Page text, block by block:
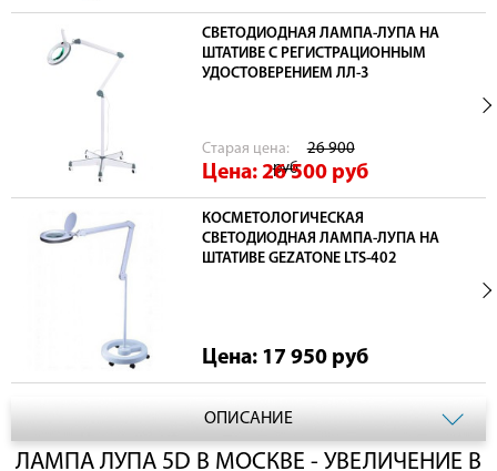
СВЕТОДИОДНАЯ ЛАМПА-ЛУПА НА
ШТАТИВЕ С РЕГИСТРАЦИОННЫМ
УДОСТОВЕРЕНИЕМ ЛЛ-3
Cтарая цена:
26 900
руб
Цена: 26 500 руб
КОСМЕТОЛОГИЧЕСКАЯ
СВЕТОДИОДНАЯ ЛАМПА-ЛУПА НА
ШТАТИВЕ GEZATONE LTS-402
Цена: 17 950 руб
ОПИСАНИЕ
ЛАМПА ЛУПА 5D В МОСКВЕ - УВЕЛИЧЕНИЕ В